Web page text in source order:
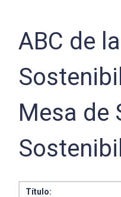
ABC de la
Mesa de
Título: